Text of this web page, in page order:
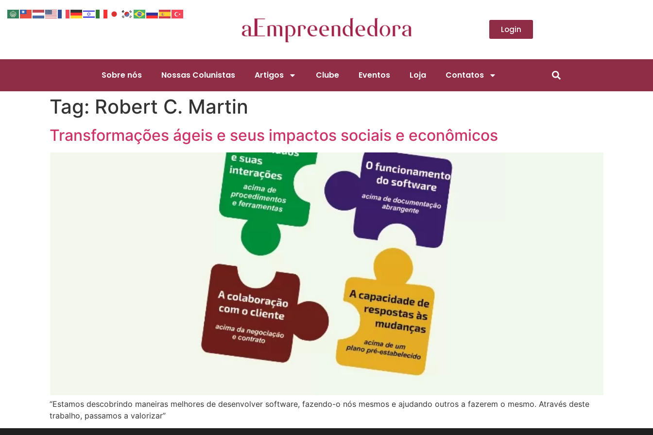
Login
Sobre nós Nossas Colunistas Artigos Clube Eventos Loja Contatos
Tag: Robert C. Martin
Transformações ágeis e seus impactos sociais e econômicos
“Estamos descobrindo maneiras melhores de desenvolver software, fazendo-o nós mesmos e ajudando outros a fazerem o mesmo. Através deste
trabalho, passamos a valorizar”